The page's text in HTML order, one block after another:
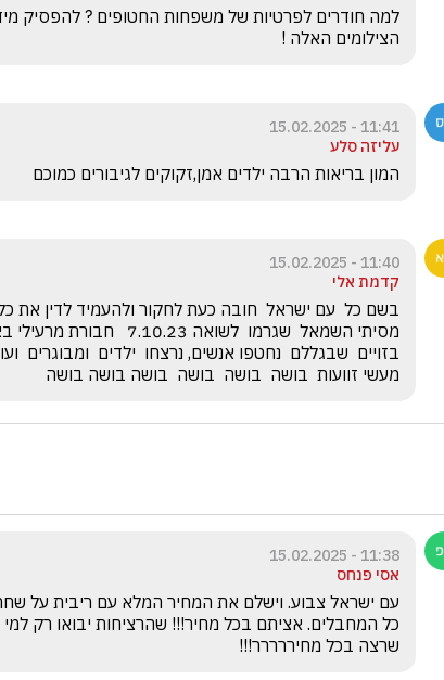
הצילומים האלה !
11:41 - 15.02.2025
עליזה סלע
המון בריאות הרבה ילדים אמן,זקוקים לגיבורים כמוכם
11:40 - 15.02.2025
קדמת אלי
מעשי זוועות  בושה  בושה  בושה  בושה בושה בושה
11:38 - 15.02.2025
אסי פנחס
שרצה בכל מחיררררר!!!